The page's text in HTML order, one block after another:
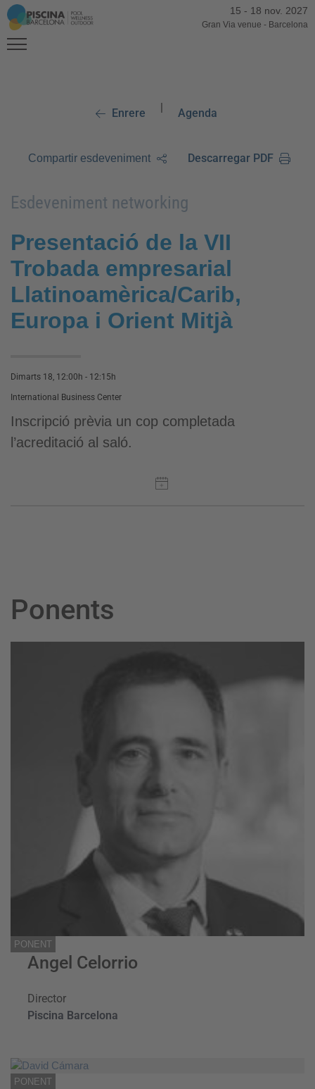
15 - 18 nov. 2027
Gran Via venue - Barcelona
Enrere | Agenda
Compartir esdeveniment Descarregar PDF
Esdeveniment networking
Presentació de la VII
Trobada empresarial
Llatinoamèrica/Carib,
Europa i Orient Mitjà
Dimarts 18, 12:00h - 12:15h
International Business Center
Inscripció prèvia un cop completada
l’acreditació al saló.
Ponents
PONENT
Angel Celorrio
Director
Piscina Barcelona
PONENT